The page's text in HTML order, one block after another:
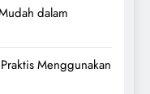
dalam
Menggunakan